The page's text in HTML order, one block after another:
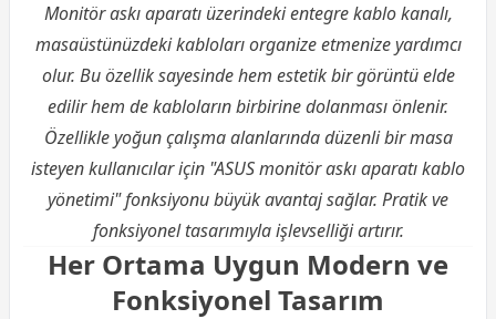
Monitör askı aparatı üzerindeki entegre kablo kanalı,
masaüstünüzdeki kabloları organize etmenize yardımcı
olur. Bu özellik sayesinde hem estetik bir görüntü elde
edilir hem de kabloların birbirine dolanması önlenir.
Özellikle yoğun çalışma alanlarında düzenli bir masa
isteyen kullanıcılar için "ASUS monitör askı aparatı kablo
yönetimi" fonksiyonu büyük avantaj sağlar. Pratik ve
fonksiyonel tasarımıyla işlevselliği artırır.
Her Ortama Uygun Modern ve
Fonksiyonel Tasarım